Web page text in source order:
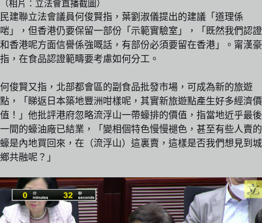
（相片：立法會直播截圖）
民建聯立法會議員何俊賢指，葉劉淑儀提出的建議「道理係
啱」，但香港仍要保留一部份「示範實驗室」，「既然我們認證
和香港呢方面信譽係強嘅話，有部份必須要留在香港」。甯漢豪
指，在食品認證範疇要考慮如何分工。
何俊賢又指，北部都會區的副食品批發市場，可成為新的旅遊
點，「睇返日本築地豐洲咁樣呢，其實新旅遊點產生好多經濟價
值！」他批評港府忽略流浮山一帶蠔排的價值，指當地近乎最後
一間的蠔油廠已結業，「變相個特色慢慢褪色，甚至有些人賣的
蠔是內地買回來，在（流浮山）這裏賣，這樣是否我們想見到城
鄉共融呢？」